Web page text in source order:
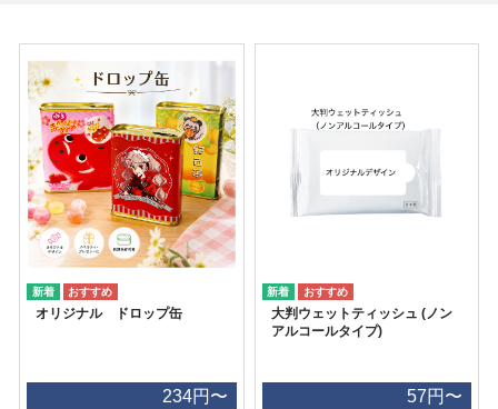
オリジナル ドロップ缶
234円〜
大判ウェットティッシュ (ノン
アルコールタイプ)
57円〜